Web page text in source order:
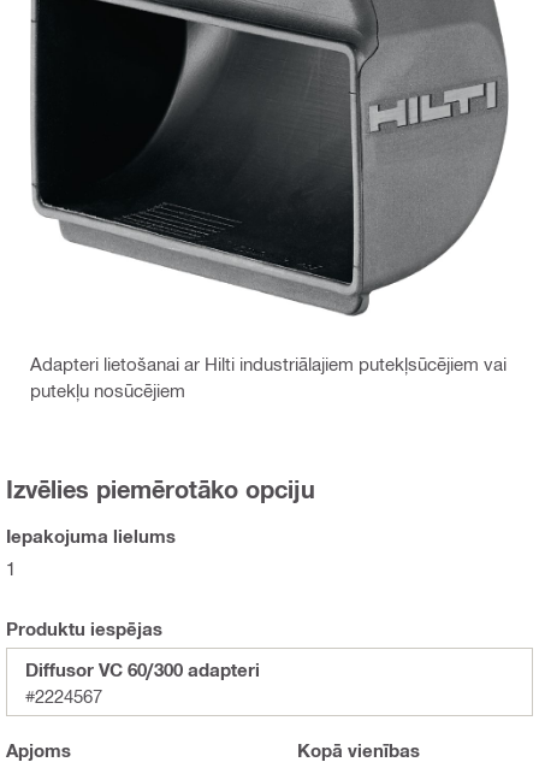
Adapteri lietošanai ar Hilti industriālajiem putekļsūcējiem vai
putekļu nosūcējiem
Izvēlies piemērotāko opciju
Iepakojuma lielums
1
Produktu iespējas
Diffusor VC 60/300 adapteri
#2224567
Apjoms Kopā vienības